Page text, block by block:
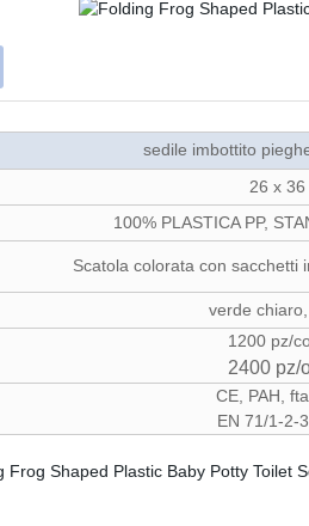
sedile imbottito
26 x 36
100% PLASTICA PP,
Scatola colorata con sacchetti
verde
1200 pz/
2400 pz/
CE, PAH,
EN 71/1-2-